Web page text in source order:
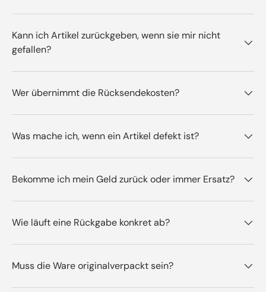
Kann ich Artikel zurückgeben, wenn sie mir nicht
gefallen?
Wer übernimmt die Rücksendekosten?
Was mache ich, wenn ein Artikel defekt ist?
Bekomme ich mein Geld zurück oder immer Ersatz?
Wie läuft eine Rückgabe konkret ab?
Muss die Ware originalverpackt sein?